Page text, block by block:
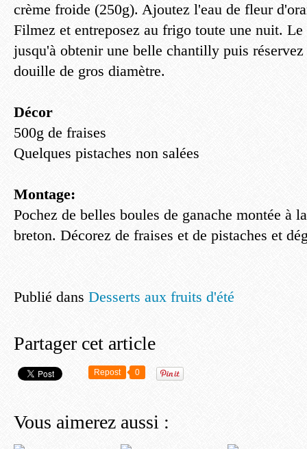
crème froide (250g). Ajoutez l'eau de fleur
Filmez et entreposez au frigo toute une nuit.
jusqu'à obtenir une belle chantilly puis réservez
douille de gros diamètre.
Décor
500g de fraises
Quelques pistaches non salées
Montage:
Pochez de belles boules de ganache montée à
breton. Décorez de fraises et de pistaches et
Publié dans Desserts aux fruits d'été
Partager cet article
Repost 0
Vous aimerez aussi :